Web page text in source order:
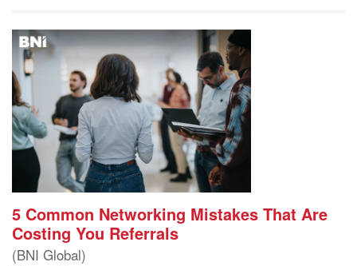
5 Common Networking Mistakes That Are
Costing You Referrals
(BNI Global)